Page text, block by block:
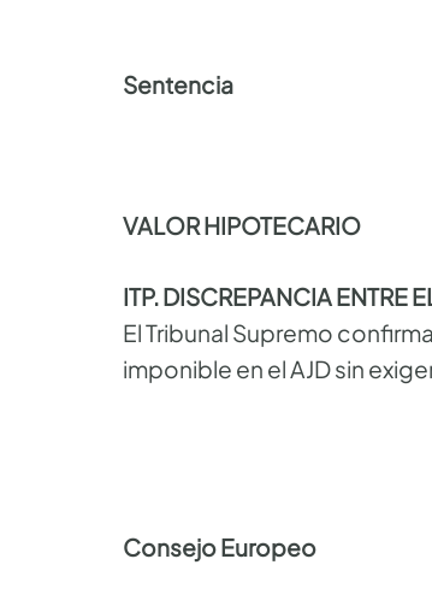
Sentencia
VALOR HIPOTECARIO
ITP. DISCREPANCIA ENTRE
El Tribunal Supremo
imponible en el AJD sin
Consejo Europeo